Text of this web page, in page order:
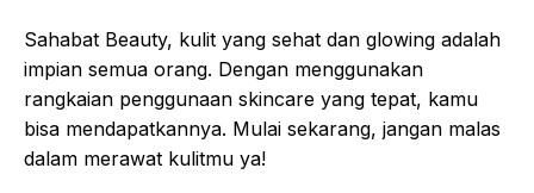
Sahabat Beauty, kulit yang sehat dan glowing adalah
impian semua orang. Dengan menggunakan
rangkaian penggunaan skincare yang tepat, kamu
bisa mendapatkannya. Mulai sekarang, jangan malas
dalam merawat kulitmu ya!